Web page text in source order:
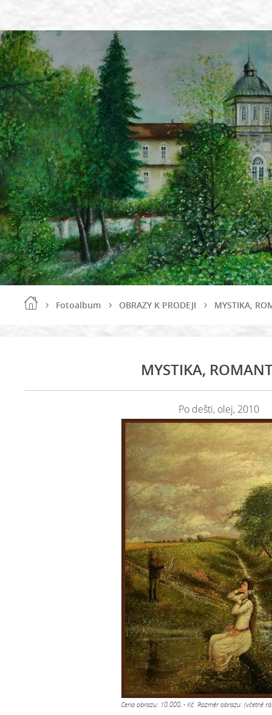
Fotoalbum OBRAZY K PRODEJI MYSTIKA,
MYSTIKA,
Po dešti, olej, 2010
Cena obrazu: 10.000, - Kč. Rozměr obrazu: (včetně